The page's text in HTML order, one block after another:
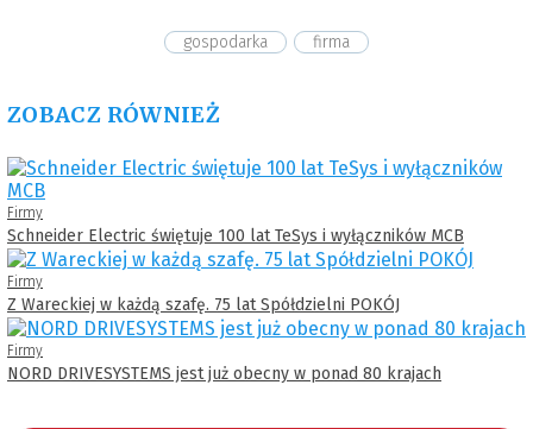
gospodarka firma
ZOBACZ RÓWNIEŻ
Firmy
Schneider Electric świętuje 100 lat TeSys i wyłączników MCB
Firmy
Z Wareckiej w każdą szafę. 75 lat Spółdzielni POKÓJ
Firmy
NORD DRIVESYSTEMS jest już obecny w ponad 80 krajach